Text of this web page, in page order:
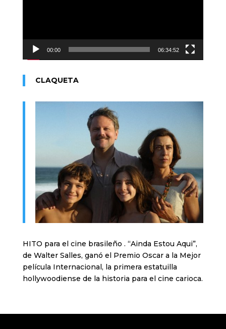
00:00 06:34:52
CLAQUETA
HITO para el cine brasileño . “Ainda Estou Aqui”,
de Walter Salles, ganó el Premio Oscar a la Mejor
película Internacional, la primera estatuilla
hollywoodiense de la historia para el cine carioca.